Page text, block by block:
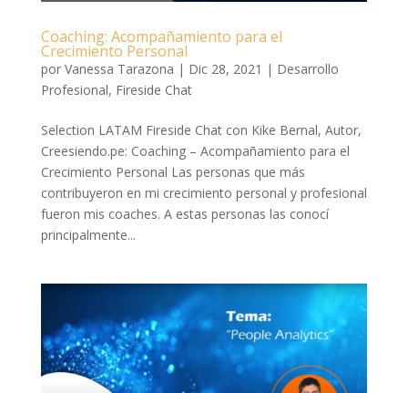
Coaching: Acompañamiento para el
Crecimiento Personal
por Vanessa Tarazona | Dic 28, 2021 | Desarrollo
Profesional, Fireside Chat
Selection LATAM Fireside Chat con Kike Bernal, Autor,
Creesiendo.pe: Coaching – Acompañamiento para el
Crecimiento Personal Las personas que más
contribuyeron en mi crecimiento personal y profesional
fueron mis coaches. A estas personas las conocí
principalmente...